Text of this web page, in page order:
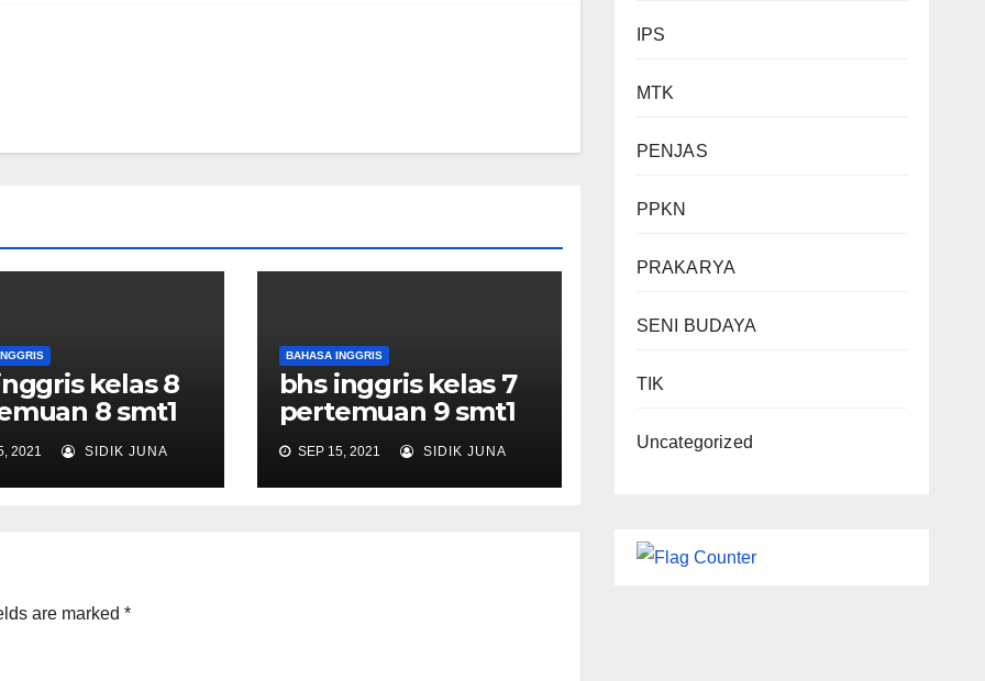
kelas 8
8 smt1
2021 SIDIK JUNA
BAHASA INGGRIS
bhs inggris kelas 7
pertemuan 9 smt1
SEP 15, 2021 SIDIK JUNA
are marked *
IPS
MTK
PENJAS
PPKN
PRAKARYA
SENI BUDAYA
TIK
Uncategorized